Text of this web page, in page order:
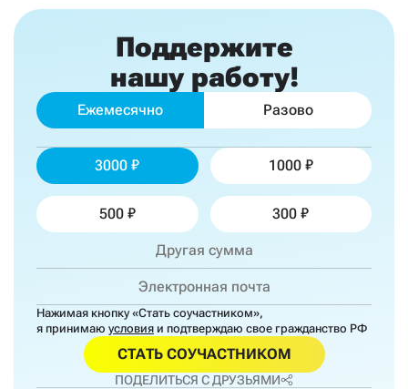
Поддержите
нашу работу!
Ежемесячно Разово
3000 1000
500 300
Нажимая кнопку «Стать соучастником»,
я принимаю условия и подтверждаю свое гражданство РФ
СТАТЬ СОУЧАСТНИКОМ
ПОДЕЛИТЬСЯ С ДРУЗЬЯМИ